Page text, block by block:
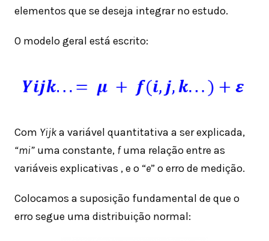
elementos que se deseja integrar no estudo.
O modelo geral está escrito:
Com Yijka variável quantitativa a ser explicada,
“mi” uma constante, fuma relação entre as
variáveis ​​explicativas , e o “e” o erro de medição.
Colocamos a suposição fundamental de que o
erro segue uma distribuição normal: